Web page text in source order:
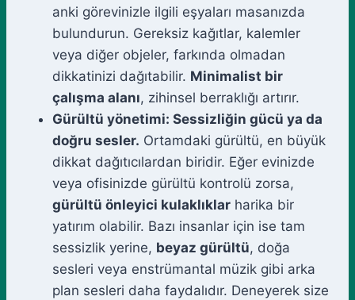
anki görevinizle ilgili eşyaları masanızda
bulundurun. Gereksiz kağıtlar, kalemler
veya diğer objeler, farkında olmadan
dikkatinizi dağıtabilir. Minimalist bir
çalışma alanı, zihinsel berraklığı artırır.
Gürültü yönetimi: Sessizliğin gücü ya da
doğru sesler. Ortamdaki gürültü, en büyük
dikkat dağıtıcılardan biridir. Eğer evinizde
veya ofisinizde gürültü kontrolü zorsa,
gürültü önleyici kulaklıklar harika bir
yatırım olabilir. Bazı insanlar için ise tam
sessizlik yerine, beyaz gürültü, doğa
sesleri veya enstrümantal müzik gibi arka
plan sesleri daha faydalıdır. Deneyerek size